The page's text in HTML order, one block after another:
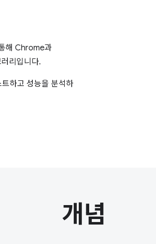
해 Chrome과
리입니다.
하고 성능을 분석하
개념